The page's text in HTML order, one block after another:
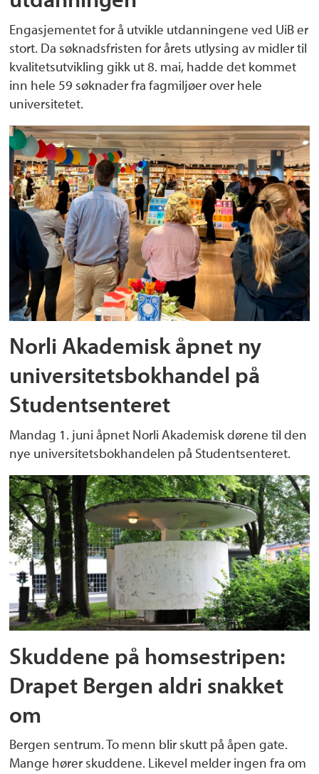
Engasjementet for å utvikle utdanningene ved UiB er
stort. Da søknadsfristen for årets utlysing av midler til
kvalitetsutvikling gikk ut 8. mai, hadde det kommet
inn hele 59 søknader fra fagmiljøer over hele
universitetet.
Norli Akademisk åpnet ny
universitetsbokhandel på
Studentsenteret
Mandag 1. juni åpnet Norli Akademisk dørene til den
nye universitetsbokhandelen på Studentsenteret.
Skuddene på homsestripen:
Drapet Bergen aldri snakket
om
Bergen sentrum. To menn blir skutt på åpen gate.
Mange hører skuddene. Likevel melder ingen fra om